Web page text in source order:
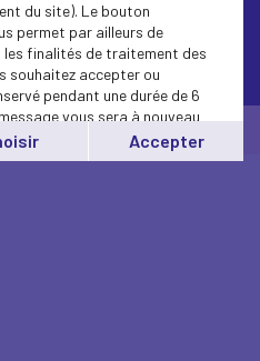
nous
du site). Le bouton
permet par ailleurs de
finalités de traitement des
souhaitez accepter ou
pendant une durée de 6
vous sera à nouveau
à tout moment en
Accepter